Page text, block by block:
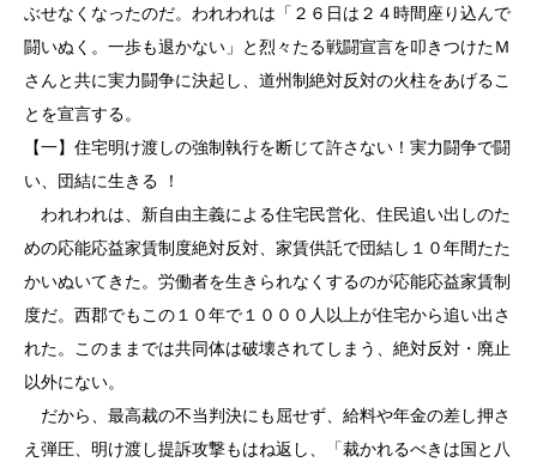
ぶせなくなったのだ。われわれは「２６日は２４時間座り込んで
闘いぬく。一歩も退かない」と烈々たる戦闘宣言を叩きつけたＭ
さんと共に実力闘争に決起し、道州制絶対反対の火柱をあげるこ
とを宣言する。
【一】住宅明け渡しの強制執行を断じて許さない！実力闘争で闘
い、団結に生きる ！
われわれは、新自由主義による住宅民営化、住民追い出しのた
めの応能応益家賃制度絶対反対、家賃供託で団結し１０年間たた
かいぬいてきた。労働者を生きられなくするのが応能応益家賃制
度だ。西郡でもこの１０年で１０００人以上が住宅から追い出さ
れた。このままでは共同体は破壊されてしまう、絶対反対・廃止
以外にない。
だから、最高裁の不当判決にも屈せず、給料や年金の差し押さ
え弾圧、明け渡し提訴攻撃もはね返し、「裁かれるべきは国と八